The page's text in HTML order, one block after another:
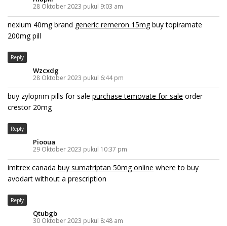
28 Oktober 2023 pukul 9:03 am
nexium 40mg brand generic remeron 15mgbuy topiramate
200mg pill
Reply
Wzcxdg
28 Oktober 2023 pukul 6:44 pm
buy zyloprim pills for sale purchase temovate for sale order
crestor 20mg
Reply
Piooua
29 Oktober 2023 pukul 10:37 pm
imitrex canada buy sumatriptan 50mg online where to buy
avodart without a prescription
Reply
Qtubgb
30 Oktober 2023 pukul 8:48 am